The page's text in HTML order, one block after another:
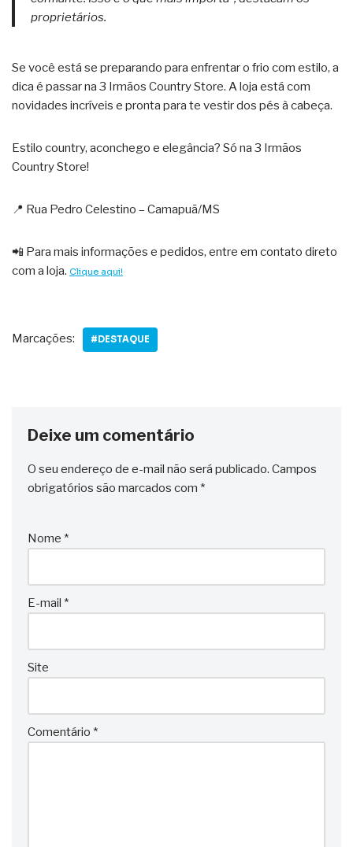
proprietários.
Se você está se preparando para enfrentar o frio com estilo, a
dica é passar na 3 Irmãos Country Store. A loja está com
novidades incríveis e pronta para te vestir dos pés à cabeça.
Estilo country, aconchego e elegância? Só na 3 Irmãos
Country Store!
📍 Rua Pedro Celestino – Camapuã/MS
📲 Para mais informações e pedidos, entre em contato direto
com a loja. Clique aqui!
Marcações: #DESTAQUE
Deixe um comentário
O seu endereço de e-mail não será publicado. Campos
obrigatórios são marcados com *
Nome *
E-mail *
Site
Comentário *